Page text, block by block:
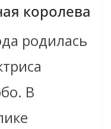
королева
родилась
В